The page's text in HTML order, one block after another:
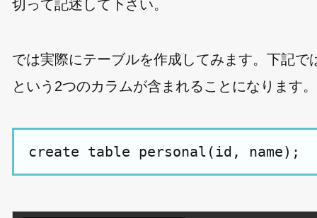
切って記述して下さい。
では実際にテーブルを作成してみます。下記
という2つのカラムが含まれることになります。
create table personal(id, name);